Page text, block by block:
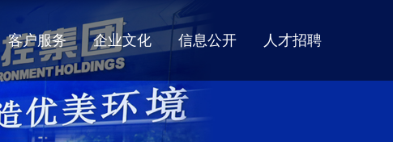
客户服务 企业文化 信息公开 人才招聘